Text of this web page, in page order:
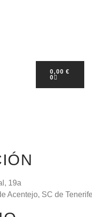
0,00€
0
19a
Acentejo, SC de Tenerife